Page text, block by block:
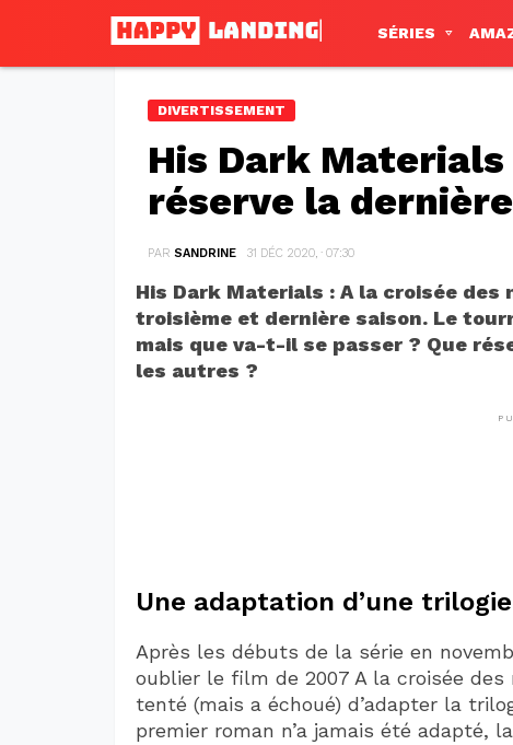
SÉRIES
DIVERTISSEMENT
His Dark Materials
réserve la
PAR SANDRINE 31 DÉC 2020, · 07:30
His Dark Materials : A la croisée des
troisième et dernière saison. Le
mais que va-t-il se passer ? Que
les autres ?
Une adaptation d’une
Après les débuts de la série en
oublier le film de 2007 A la croisée des
tenté (mais a échoué) d’adapter la
premier roman n’a jamais été adapté,